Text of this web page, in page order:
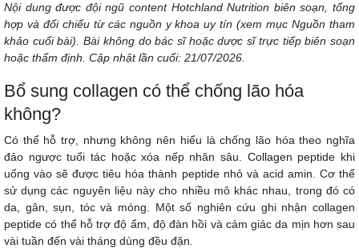
Nội dung được đội ngũ content Hotchland Nutrition biên soạn, tổng
hợp và đối chiếu từ các nguồn y khoa uy tín (xem mục Nguồn tham
khảo cuối bài). Bài không do bác sĩ hoặc dược sĩ trực tiếp biên soạn
hoặc thẩm định. Cập nhật lần cuối: 21/07/2026.
Bổ sung collagen có thể chống lão hóa
không?
Có thể hỗ trợ, nhưng không nên hiểu là chống lão hóa theo nghĩa
đảo ngược tuổi tác hoặc xóa nếp nhăn sâu. Collagen peptide khi
uống vào sẽ được tiêu hóa thành peptide nhỏ và acid amin. Cơ thể
sử dụng các nguyên liệu này cho nhiều mô khác nhau, trong đó có
da, gân, sụn, tóc và móng. Một số nghiên cứu ghi nhận collagen
peptide có thể hỗ trợ độ ẩm, độ đàn hồi và cảm giác da mịn hơn sau
vài tuần đến vài tháng dùng đều đặn.